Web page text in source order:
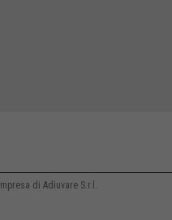
di Adiuvare S.r.l.